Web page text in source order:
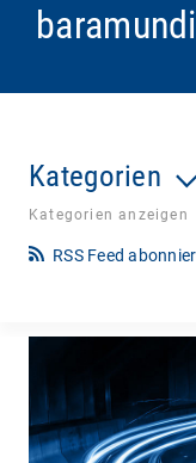
Kategorien
Kategorien anzeigen
RSS Feed